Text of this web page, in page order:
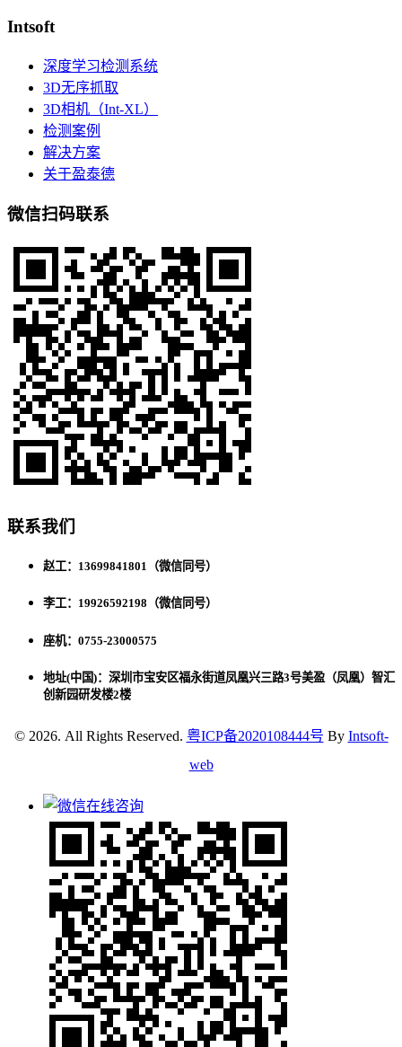
Intsoft
深度学习检测系统
3D无序抓取
3D相机（Int-XL）
检测案例
解决方案
关于盈泰德
微信扫码联系
联系我们
赵工：13699841801（微信同号）
李工：19926592198（微信同号）
座机：0755-23000575
地址(中国)：深圳市宝安区福永街道凤凰兴三路3号美盈（凤凰）智汇
创新园研发楼2楼
© 2026. All Rights Reserved. 粤ICP备2020108444号 By Intsoft-
web